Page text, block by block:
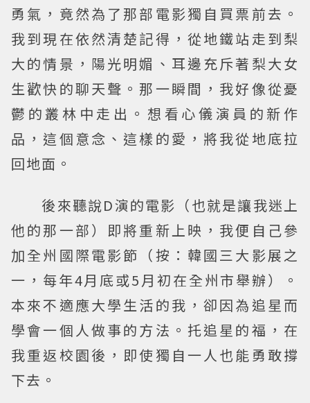
勇氣，竟然為了那部電影獨自買票前去。
我到現在依然清楚記得，從地鐵站走到梨
大的情景，陽光明媚、耳邊充斥著梨大女
生歡快的聊天聲。那一瞬間，我好像從憂
鬱的叢林中走出。想看心儀演員的新作
品，這個意念、這樣的愛，將我從地底拉
回地面。
後來聽說D演的電影（也就是讓我迷上
他的那一部）即將重新上映，我便自己參
加全州國際電影節（按：韓國三大影展之
一，每年4月底或5月初在全州市舉辦）。
本來不適應大學生活的我，卻因為追星而
學會一個人做事的方法。托追星的福，在
我重返校園後，即使獨自一人也能勇敢撐
下去。